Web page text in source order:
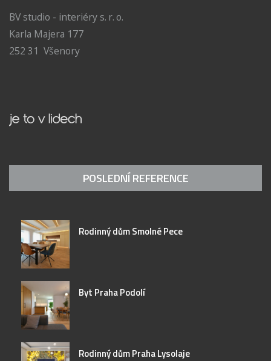
BV studio - interiéry s. r. o.
Karla Majera 177
252 31 Všenory
POSLEDNÍ REFERENCE
Rodinný dům Smolné Pece
Byt Praha Podolí
Rodinný dům Praha Lysolaje